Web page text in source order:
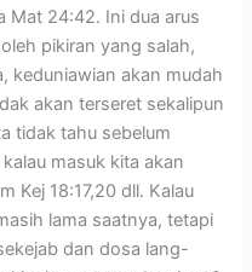
Mat 24:42. Ini dua arus
pikiran yang salah,
keduniawian akan mudah
akan terseret sekalipun
tidak tahu sebelum
masuk kita akan
Kej 18:17,20 dll. Kalau
lama saatnya, tetapi
dan dosa lang-